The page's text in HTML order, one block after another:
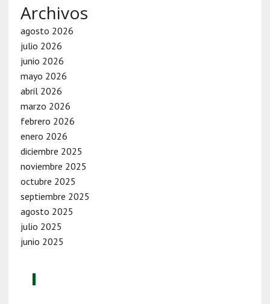
Archivos
agosto 2026
julio 2026
junio 2026
mayo 2026
abril 2026
marzo 2026
febrero 2026
enero 2026
diciembre 2025
noviembre 2025
octubre 2025
septiembre 2025
agosto 2025
julio 2025
junio 2025